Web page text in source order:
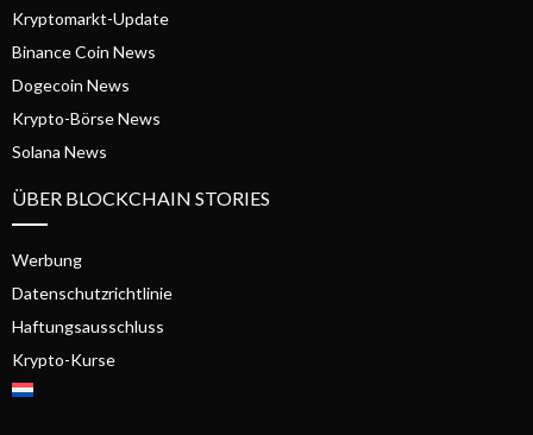
Kryptomarkt-Update
Binance Coin News
Dogecoin News
Krypto-Börse News
Solana News
ÜBER BLOCKCHAIN STORIES
Werbung
Datenschutzrichtlinie
Haftungsausschluss
Krypto-Kurse